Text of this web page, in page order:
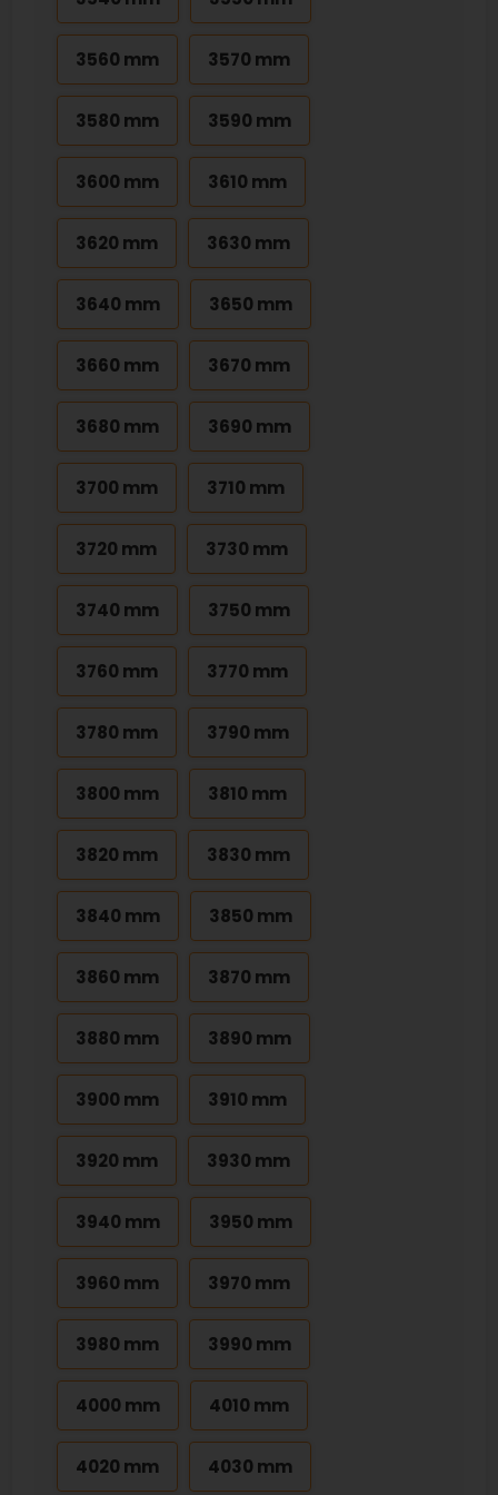
3560 mm 3570 mm
3580 mm 3590 mm
3600 mm 3610 mm
3620 mm 3630 mm
3640 mm 3650 mm
3660 mm 3670 mm
3680 mm 3690 mm
3700 mm 3710 mm
3720 mm 3730 mm
3740 mm 3750 mm
3760 mm 3770 mm
3780 mm 3790 mm
3800 mm 3810 mm
3820 mm 3830 mm
3840 mm 3850 mm
3860 mm 3870 mm
3880 mm 3890 mm
3900 mm 3910 mm
3920 mm 3930 mm
3940 mm 3950 mm
3960 mm 3970 mm
3980 mm 3990 mm
4000 mm 4010 mm
4020 mm 4030 mm